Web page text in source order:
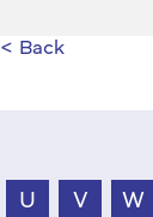
< Back
U V W